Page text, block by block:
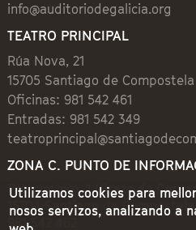
info@auditoriodegalicia.org
TEATRO PRINCIPAL
Rúa Nova, 21
15705 Santiago de Compostela
Oficinas: 981 542 461
Entradas: 981 542 349
ZONA C. PUNTO DE
Preguntoiro, 1 (Praza de
15704 Santiago de Compostela
981 542 462
Utilizamos cookies para
nosos servizos, analizando a